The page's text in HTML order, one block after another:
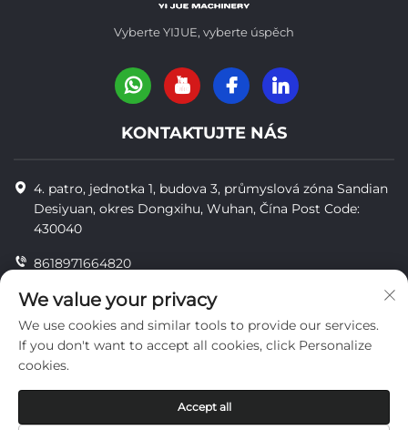
Vyberte YIJUE, vyberte úspěch
KONTAKTUJTE NÁS
4. patro, jednotka 1, budova 3, průmyslová zóna Sandian
Desiyuan, okres Dongxihu, Wuhan, Čína Post Code:
430040
8618971664820
8618971664820
[email protected]
soukromí
We value your privacy
We use cookies and similar tools to provide our services.
If you don't want to accept all cookies, click Personalize
cookies.
Accept all